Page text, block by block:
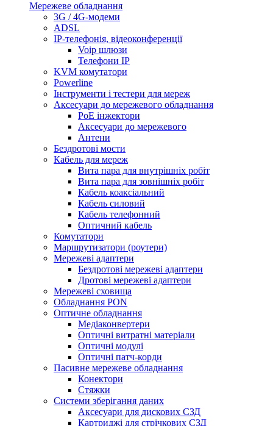
Мережеве обладнання
3G / 4G-модеми
ADSL
IP-телефонія, відеоконференції
Voip шлюзи
Телефони IP
KVM комутатори
Powerline
Інструменти і тестери для мереж
Аксесуари до мережевого обладнання
PoE інжектори
Аксесуари до мережевого
Антени
Бездротові мости
Кабель для мереж
Вита пара для внутрішніх робіт
Вита пара для зовнішніх робіт
Кабель коаксіальний
Кабель силовий
Кабель телефонний
Оптичний кабель
Комутатори
Маршрутизатори (роутери)
Мережеві адаптери
Бездротові мережеві адаптери
Дротові мережеві адаптери
Мережеві сховища
Обладнання PON
Оптичне обладнання
Медіаконвертери
Оптичні витратні матеріали
Оптичні модулі
Оптичні патч-корди
Пасивне мережеве обладнання
Конектори
Стяжки
Системи зберігання даних
Аксесуари для дискових СЗД
Картриджі для стрічкових СЗД